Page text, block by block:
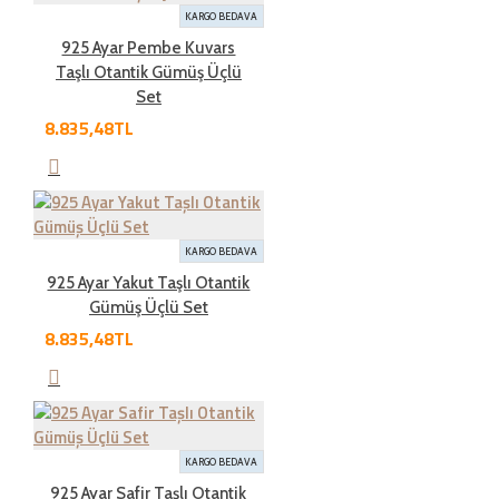
İADE ŞARTLARI
İade süresi kaç gün?
Genel olarak satın aldığınız ürünleri tahrip etmeden,
kullanmadan ve ürünün tekrar satılabilinirliğini
bozmadan, teslim tarihinden itibaren yedi ( 7 ) günlük
süre içinde geçerli bir neden belirterek iade
edebilirsiniz.Kargo bedeli bize aittir. Sebebsiz iadelerde
kargo müşteriye aittir
İade şartları nelerdir?
İade etmek üzere gönderdiğiniz ürünlerde tam olması
KARGO BEDAVA
925 Ayar Pembe Kuvars
Taşlı Otantik Gümüş Üçlü
Set
8.835,48TL
KARGO BEDAVA
925 Ayar Yakut Taşlı Otantik
Gümüş Üçlü Set
8.835,48TL
KARGO BEDAVA
925 Ayar Safir Taşlı Otantik